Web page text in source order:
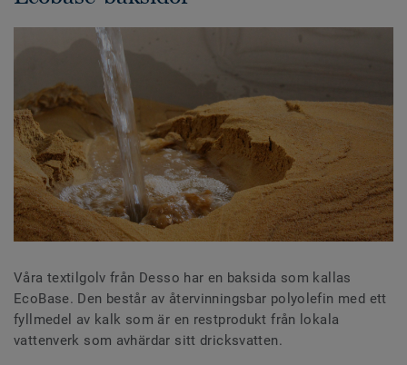
Våra textilgolv från Desso har en baksida som kallas
EcoBase. Den består av återvinningsbar polyolefin med ett
fyllmedel av kalk som är en restprodukt från lokala
vattenverk som avhärdar sitt dricksvatten.